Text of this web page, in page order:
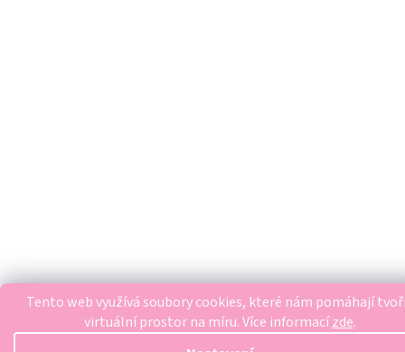
Tento web využívá soubory cookies, které nám pomáhají
virtuální prostor na míru.Více informacízde.